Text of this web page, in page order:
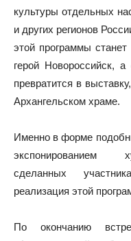
культуры отдельных
и других регионов
этой программы
герой Новороссийск,
превратится в
Архангельском храме.
Именно в форме
экспонированием
сделанных
реализация этой
По окончанию